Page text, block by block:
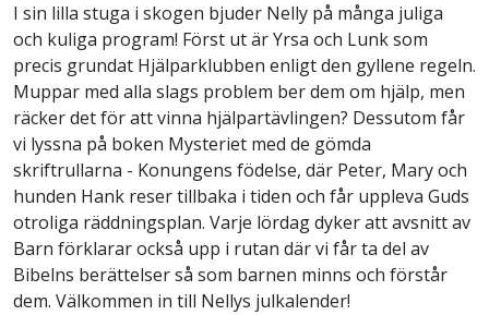
I sin lilla stuga i skogen bjuder Nelly på många juliga
och kuliga program! Först ut är Yrsa och Lunk som
precis grundat Hjälparklubben enligt den gyllene regeln.
Muppar med alla slags problem ber dem om hjälp, men
räcker det för att vinna hjälpartävlingen? Dessutom får
vi lyssna på boken Mysteriet med de gömda
skriftrullarna - Konungens födelse, där Peter, Mary och
hunden Hank reser tillbaka i tiden och får uppleva Guds
otroliga räddningsplan. Varje lördag dyker att avsnitt av
Barn förklarar också upp i rutan där vi får ta del av
Bibelns berättelser så som barnen minns och förstår
dem. Välkommen in till Nellys julkalender!